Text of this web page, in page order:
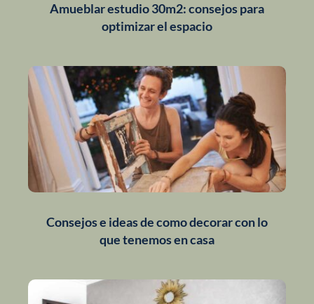
Amueblar estudio 30m2: consejos para
optimizar el espacio
Consejos e ideas de como decorar con lo
que tenemos en casa